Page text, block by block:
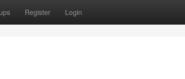
Register Login